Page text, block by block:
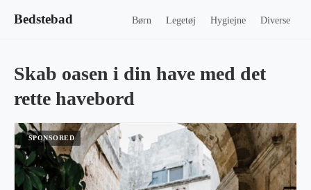
Bedstebad Børn Legetøj Hygiejne Diverse
Skab oasen i din have med det
rette havebord